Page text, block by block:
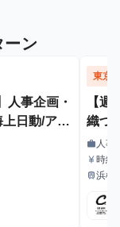
ーン
人事企画・
日動/アク
・髪型自
東京
【
織づ
用”
職種
work 人事
給与
currency_yen時給
り決
最寄駅
train浜松